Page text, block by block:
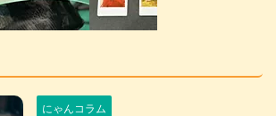
にゃんコラム